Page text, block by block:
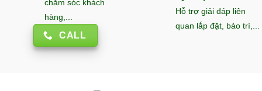
chăm sóc khách
hàng,...
CALL
Hỗ trợ giải đáp liên
quan lắp đặt, bảo trì,...